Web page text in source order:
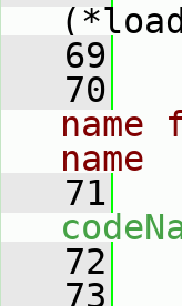
   69
   70
name
   71
   72
   73